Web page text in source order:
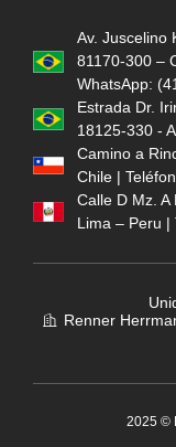
Av. Juscelino
81170-300 –
WhatsApp:
Estrada Dr.
18125-330 -
Camino a
Chile |
Calle D Mz.
Lima – Peru |
Renner
2025 ©